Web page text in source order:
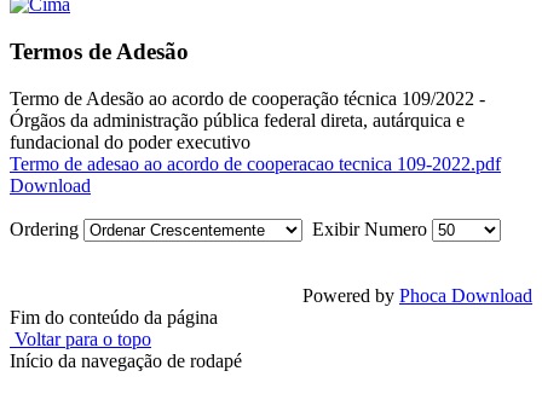
Termos de Adesão
Termo de Adesão ao acordo de cooperação técnica 109/2022 -
Órgãos da administração pública federal direta, autárquica e
fundacional do poder executivo
Termo de adesao ao acordo de cooperacao tecnica 109-2022.pdf
Download
Ordering Exibir Numero
Powered by Phoca Download
Fim do conteúdo da página
Voltar para o topo
Início da navegação de rodapé